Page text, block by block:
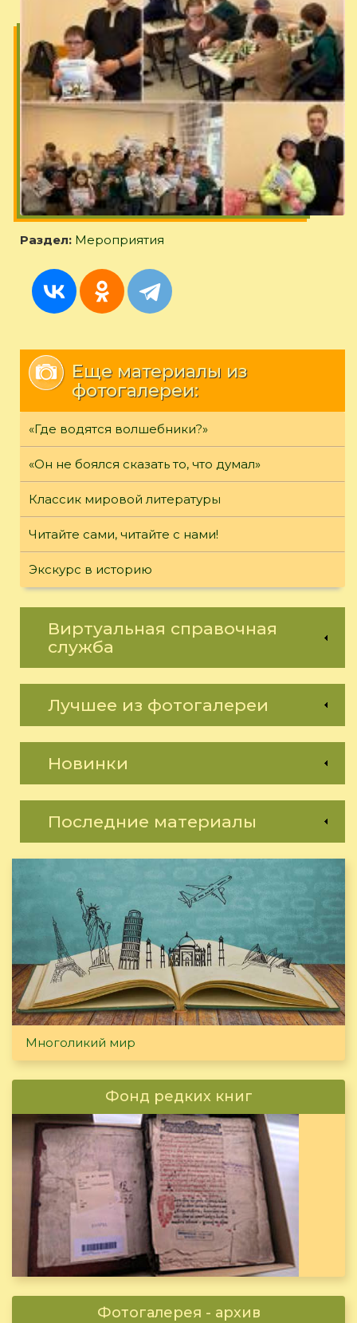
Раздел: Мероприятия
Еще материалы из
фотогалереи:
«Где водятся волшебники?»
«Он не боялся сказать то, что думал»
Классик мировой литературы
Читайте сами, читайте с нами!
Экскурс в историю
Виртуальная справочная
служба
Лучшее из фотогалереи
Новинки
Последние материалы
Многоликий мир
Фонд редких книг
Фотогалерея - архив